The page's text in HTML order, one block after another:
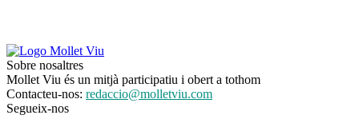
Sobre nosaltres
Mollet Viu és un mitjà participatiu i obert a tothom
Contacteu-nos: redaccio@molletviu.com
Segueix-nos